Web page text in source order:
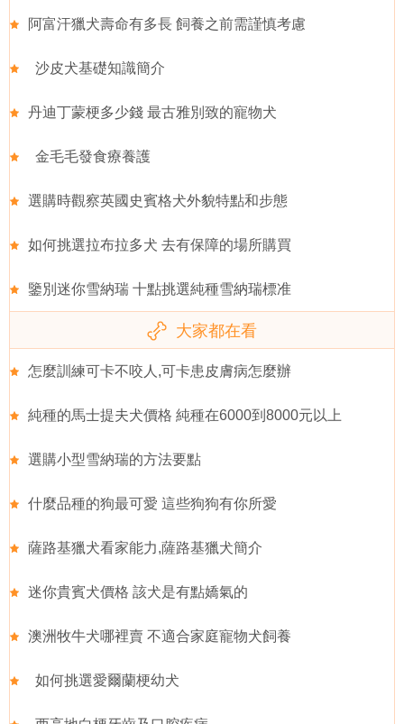
阿富汗獵犬壽命有多長 飼養之前需謹慎考慮
沙皮犬基礎知識簡介
丹迪丁蒙梗多少錢 最古雅別致的寵物犬
金毛毛發食療養護
選購時觀察英國史賓格犬外貌特點和步態
如何挑選拉布拉多犬 去有保障的場所購買
鑒別迷你雪納瑞 十點挑選純種雪納瑞標准
大家都在看
怎麼訓練可卡不咬人,可卡患皮膚病怎麼辦
純種的馬士提夫犬價格 純種在6000到8000元以上
選購小型雪納瑞的方法要點
什麼品種的狗最可愛 這些狗狗有你所愛
薩路基獵犬看家能力,薩路基獵犬簡介
迷你貴賓犬價格 該犬是有點嬌氣的
澳洲牧牛犬哪裡賣 不適合家庭寵物犬飼養
如何挑選愛爾蘭梗幼犬